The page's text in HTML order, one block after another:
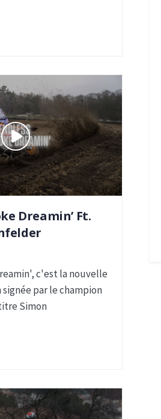
Dreamin’ Ft.
c'est la nouvelle
par le champion
Simon